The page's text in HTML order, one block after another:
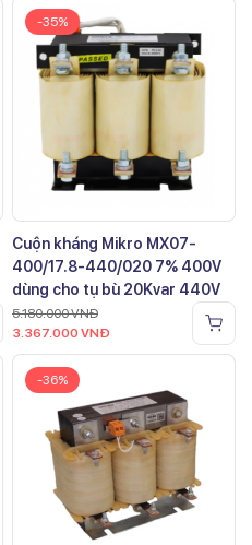
-35%
Cuộn kháng Mikro MX07-
400/17.8-440/020 7% 400V
dùng cho tụ bù 20Kvar 440V
5.180.000VNĐ
3.367.000 VNĐ
-36%